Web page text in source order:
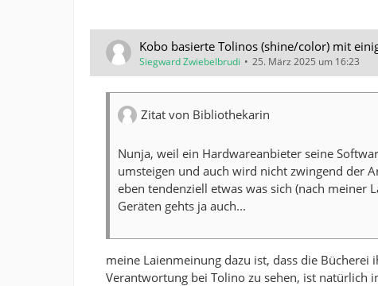
Kobo basierte Tolinos (shine/color) mit
Siegward Zwiebelbrudi 25. März 2025 um 16:23
Zitat von Bibliothekarin
Nunja, weil ein Hardwareanbieter seine
umsteigen und auch wird nicht zwingend der
eben tendenziell etwas was sich (nach meiner
Geräten gehts ja auch...
meine Laienmeinung dazu ist, dass die
Verantwortung bei Tolino zu sehen, ist natürlich